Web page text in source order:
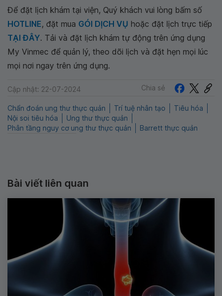
Để đặt lịch khám tại viện, Quý khách vui lòng bấm số
HOTLINE, đặt mua GÓI DỊCH VỤ hoặc đặt lịch trực tiếp
TẠI ĐÂY. Tải và đặt lịch khám tự động trên ứng dụng
My Vinmec để quản lý, theo dõi lịch và đặt hẹn mọi lúc
mọi nơi ngay trên ứng dụng.
Cập nhật: 22-07-2024 Chia sẻ
Chẩn đoán ung thư thực quản Trí tuệ nhân tạo
Tiêu hóa
Nội soi tiêu hóa
Ung thư thực quản
Phân tầng nguy cơ ung thư thực quản
Barrett thực quản
Bài viết liên quan